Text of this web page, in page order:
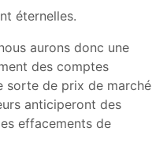
éternelles.
aurons donc une
des comptes
sorte de prix de marché
anticiperont des
effacements de